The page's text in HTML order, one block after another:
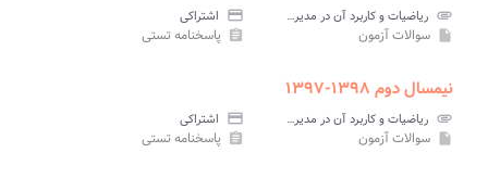
attachment ریاضیات و کاربرد آن در مدیریت ۱ پیام نور credit_card اشتراکی
insert_drive_file سوالات آزمون assignment پاسخنامه تستی
نیمسال دوم ۱۳۹۸-۱۳۹۷
attachment ریاضیات و کاربرد آن در مدیریت ۱ پیام نور credit_card اشتراکی
insert_drive_file سوالات آزمون assignment پاسخنامه تستی